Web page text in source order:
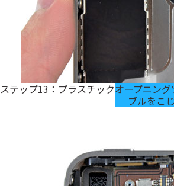
ステップ13：プラスチックオープニン
ブルをこ